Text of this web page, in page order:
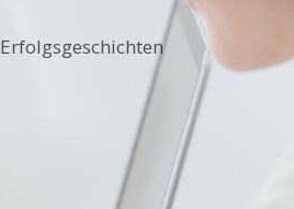
Erfolgsgeschichten